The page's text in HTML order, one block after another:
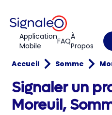
Application
Mobile
FAQÀ
Propos
Accueil Somme
Signaler un
Moreuil,